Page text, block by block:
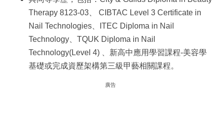
Therapy 8123-03、 CIBTAC Level 3 Certificate in
Nail Technologies、ITEC Diploma in Nail
Technology、TQUK Diploma in Nail
Technology(Level 4) 、新高中應用學習課程-美容學
基礎或完成資歷架構第三級甲藝相關課程。
廣告